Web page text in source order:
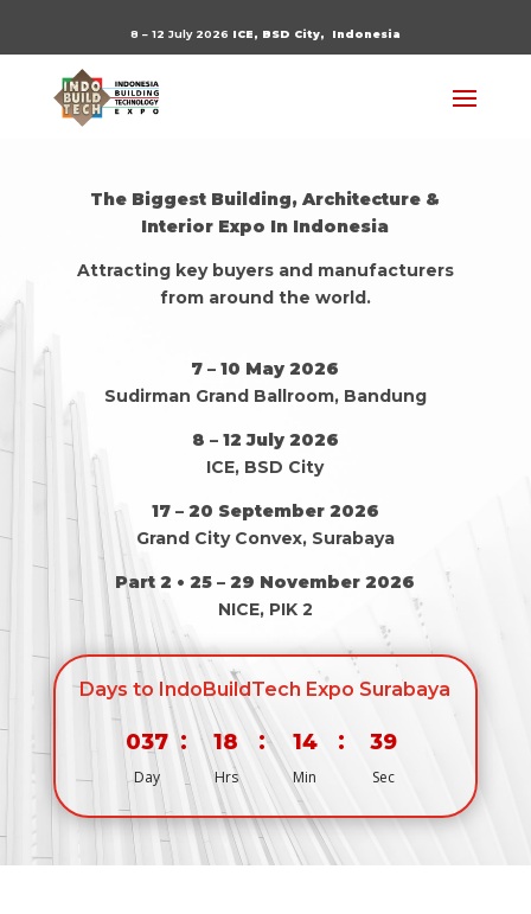
8 – 12 July 2026 ICE, BSD City, Indonesia
The Biggest Building, Architecture &
Interior Expo In Indonesia
Attracting key buyers and manufacturers
from around the world.
7 – 10 May 2026
Sudirman Grand Ballroom, Bandung
8 – 12 July 2026
ICE, BSD City
17 – 20 September 2026
Grand City Convex, Surabaya
Part 2 • 25 – 29 November 2026
NICE, PIK 2
Days to IndoBuildTech Expo Surabaya
037
Day
: 18
Hrs
: 14
Min
: 38
Sec